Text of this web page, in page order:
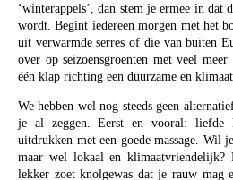
‘winterappels’, dan stem je ermee in dat
wordt. Begint iedereen morgen met het
uit verwarmde serres of die van buiten
over op seizoensgroenten met veel
één klap richting een duurzame en
We hebben wel nog steeds geen
je al zeggen. Eerst en vooral: liefde
uitdrukken met een goede massage. Wil
maar wel lokaal en klimaatvriendelijk?
lekker zoet knolgewas dat je rauw